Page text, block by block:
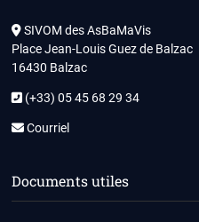
SIVOM des AsBaMaVis
Place Jean-Louis Guez de Balzac
16430 Balzac
(+33) 05 45 68 29 34
Courriel
Documents utiles